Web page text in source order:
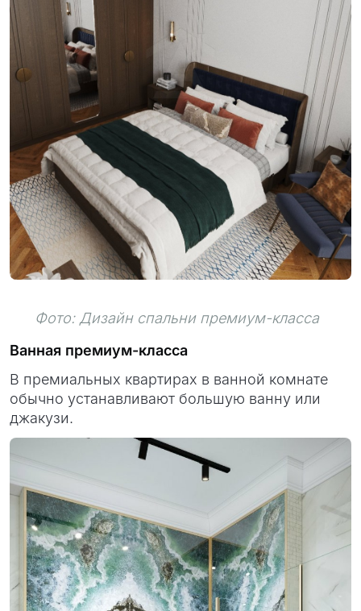
Фото: Дизайн спальни премиум-класса
Ванная премиум-класса
В премиальных квартирах в ванной комнате
обычно устанавливают большую ванну или
джакузи.